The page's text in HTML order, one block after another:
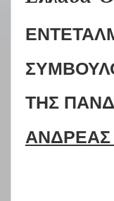
ΤΗΣ
ΑΝΔΡΕΑΣ